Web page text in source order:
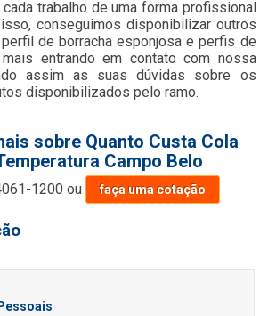
trabalho de uma forma profissional
conseguimos disponibilizar outros
de borracha esponjosa e perfis de
mais entrando em contato com nossa
assim as suas dúvidas sobre os
disponibilizados pelo ramo.
sobre Quanto Custa Cola
Campo Belo
1200 ou faça uma cotação